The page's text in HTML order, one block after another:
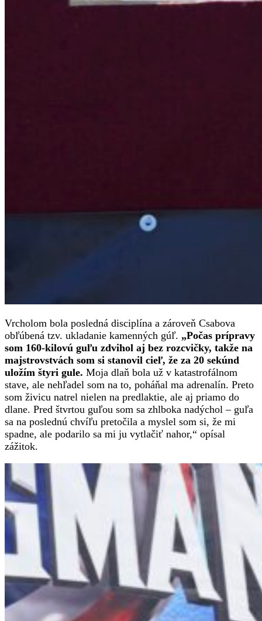
Vrcholom bola posledná disciplína a zároveň Csabova
obľúbená tzv. ukladanie kamenných gúľ. „Počas prípravy
som 160-kilovú guľu zdvihol aj bez rozcvičky, takže na
majstrovstvách som si stanovil cieľ, že za 20 sekúnd
uložím štyri gule. Moja dlaň bola už v katastrofálnom
stave, ale nehľadel som na to, poháňal ma adrenalín. Preto
som živicu natrel nielen na predlaktie, ale aj priamo do
dlane. Pred štvrtou guľou som sa zhlboka nadýchol – guľa
sa na poslednú chvíľu pretočila a myslel som si, že mi
spadne, ale podarilo sa mi ju vytlačiť nahor,“ opísal
zážitok.